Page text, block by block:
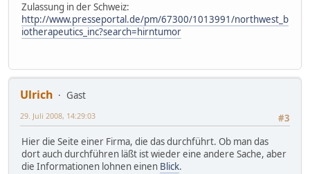
Zulassung in der Schweiz:
http://www.presseportal.de/pm/67300/1013991/northwest_b
iotherapeutics_inc?search=hirntumor
Ulrich
Gast
#3
29. Juli 2008, 14:29:03
Hier die Seite einer Firma, die das durchführt. Ob man das
dort auch durchführen läßt ist wieder eine andere Sache, aber
die Informationen lohnen einen Blick.